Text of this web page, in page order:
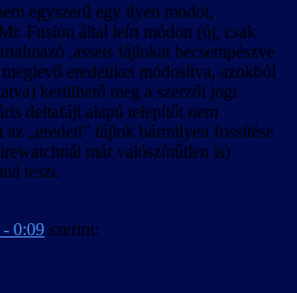
egyszerű egy ilyen modot,
Fusion által leírt módon (új, csak
.assets fájlokat becsempészve
eredetiket módosítva, azokból
kerülhető meg a szerzői jogi
deltafájl alapú telepítőt nem
az „eredeti” fájlok bármilyen frissítése
már valószínűtlen is)
teszi.
- 0:09 szerint: